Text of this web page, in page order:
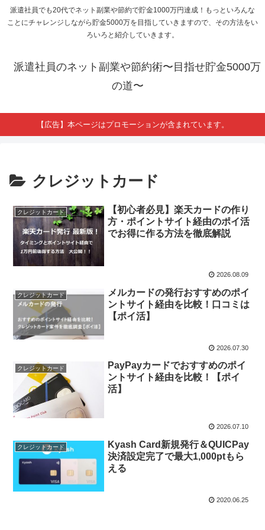
派遣社員でも20代でネット副業や節約で貯金1000万円達成！もっといろんな
ことにチャレンジしながら貯金5000万を目指していきますので、その方法をい
ろいろと紹介していきます。
派遣社員のネット副業や節約術〜目指せ貯金5000万
の道〜
【広告】本ページはプロモーションが含まれています。
クレジットカード
クレジットカード
【初心者必見】楽天カードの作り
方・ポイントサイト経由のポイ活
でお得に作る方法を徹底解説
2026.08.09
クレジットカード
メルカードの発行おすすめのポイ
ントサイト経由を比較！口コミは
【ポイ活】
2026.07.30
クレジットカード
PayPayカードでおすすめのポイ
ントサイト経由を比較！【ポイ
活】
2026.07.10
クレジットカード
Kyash Card新規発行＆QUICPay
決済設定完了で最大1,000ptもら
える
2020.06.25